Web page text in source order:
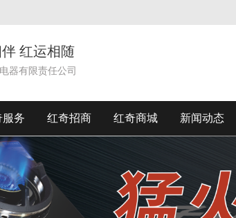
红运相随
器有限责任公司
服务 红奇招商 红奇商城 新闻动态